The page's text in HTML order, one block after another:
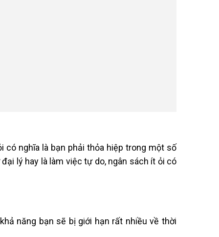
có nghĩa là bạn phải thỏa hiệp trong một số
lý hay là làm việc tự do, ngân sách ít ỏi có
năng bạn sẽ bị giới hạn rất nhiều về thời